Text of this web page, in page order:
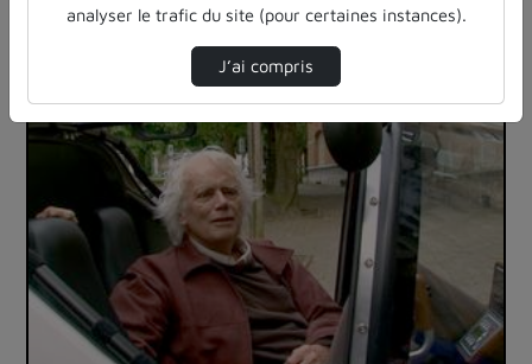
Direction de tri
00:51:55
analyser le trafic du site (pour certaines instances).
J’ai compris